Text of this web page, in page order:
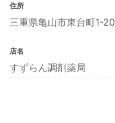
住所
三重県亀山市東台町1-20
店名
すずらん調剤薬局